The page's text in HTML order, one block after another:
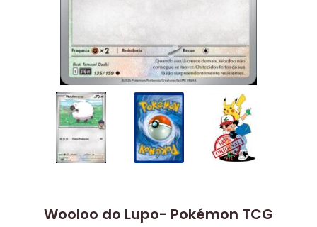
Wooloo do Lupo- Pokémon TCG